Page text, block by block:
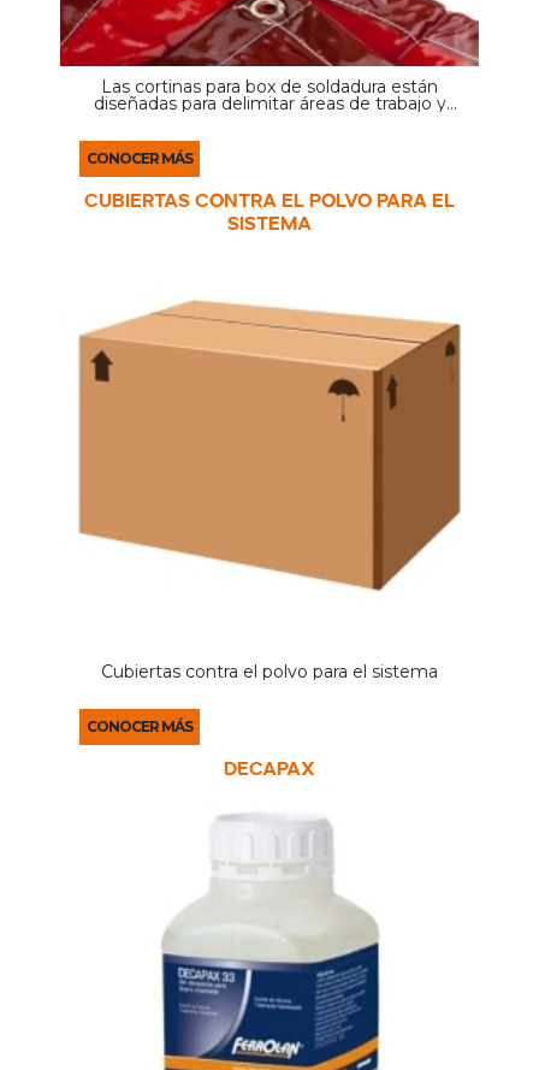
Las cortinas para box de soldadura están
diseñadas para delimitar áreas de trabajo y
chispas y proyecciones generadas durante los
CONOCER MÁS
Cubiertas contra el polvo para el
sistema
Cubiertas contra el polvo para el sistema
CONOCER MÁS
DECAPAX